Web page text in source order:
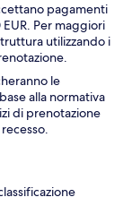
pagamenti
Per maggiori
utilizzando i
le
alla normativa
di prenotazione